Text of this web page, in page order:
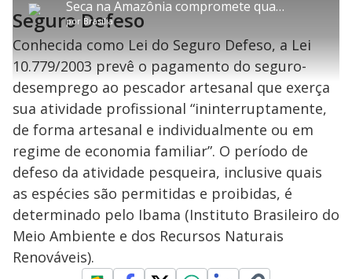
l
a
y
V
i
Seca na Amazônia compromete quase 30% do setor de turismo em Alter do Chão (PA)
por Brasília
t
a
r
1
s
g
u
d
o
n
a
1
0
e
g
n
d
o
s
u
d
o
.
0
2
%
i
t
s
l
e
Seguro Defeso
Conhecida como Lei do Seguro Defeso, a Lei
10.779/2003 prevê o pagamento do seguro-
desemprego ao pescador artesanal que exerça
sua atividade profissional “ininterruptamente,
de forma artesanal e individualmente ou em
regime de economia familiar”. O período de
defeso da atividade pesqueira, inclusive quais
as espécies são permitidas e proibidas, é
determinado pelo Ibama (Instituto Brasileiro do
Meio Ambiente e dos Recursos Naturais
Renováveis).